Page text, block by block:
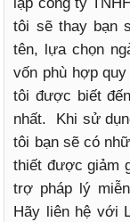
tôi sẽ thay bạn
tên, lựa chọn
vốn phù hợp
tôi được biết
nhất. Khi sử
tôi bạn sẽ có
thiết được giảm
trợ pháp lý
Hãy liên hệ với